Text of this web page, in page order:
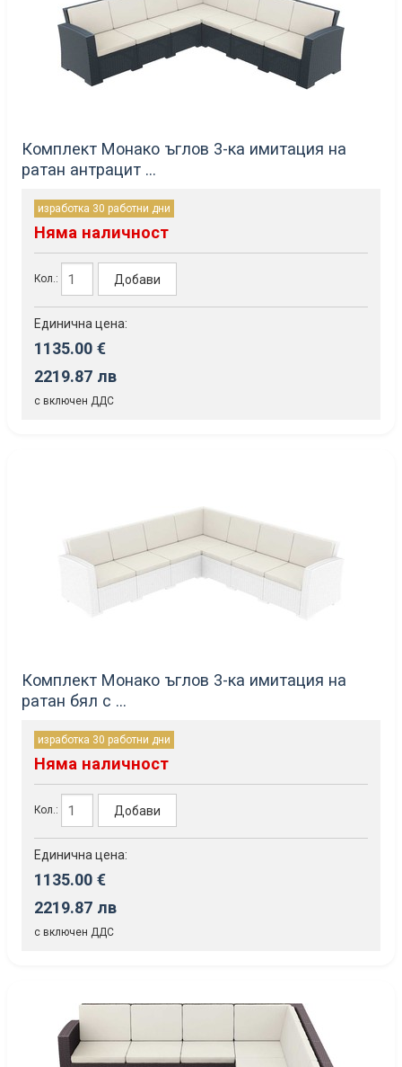
Комплект Монако ъглов 3-ка имитация на
ратан антрацит ...
изработка 30 работни дни
Няма наличност
Кол.: Добави
Единична цена:
1135.00 €
2219.87 лв
с включен ДДС
Комплект Монако ъглов 3-ка имитация на
ратан бял с ...
изработка 30 работни дни
Няма наличност
Кол.: Добави
Единична цена:
1135.00 €
2219.87 лв
с включен ДДС